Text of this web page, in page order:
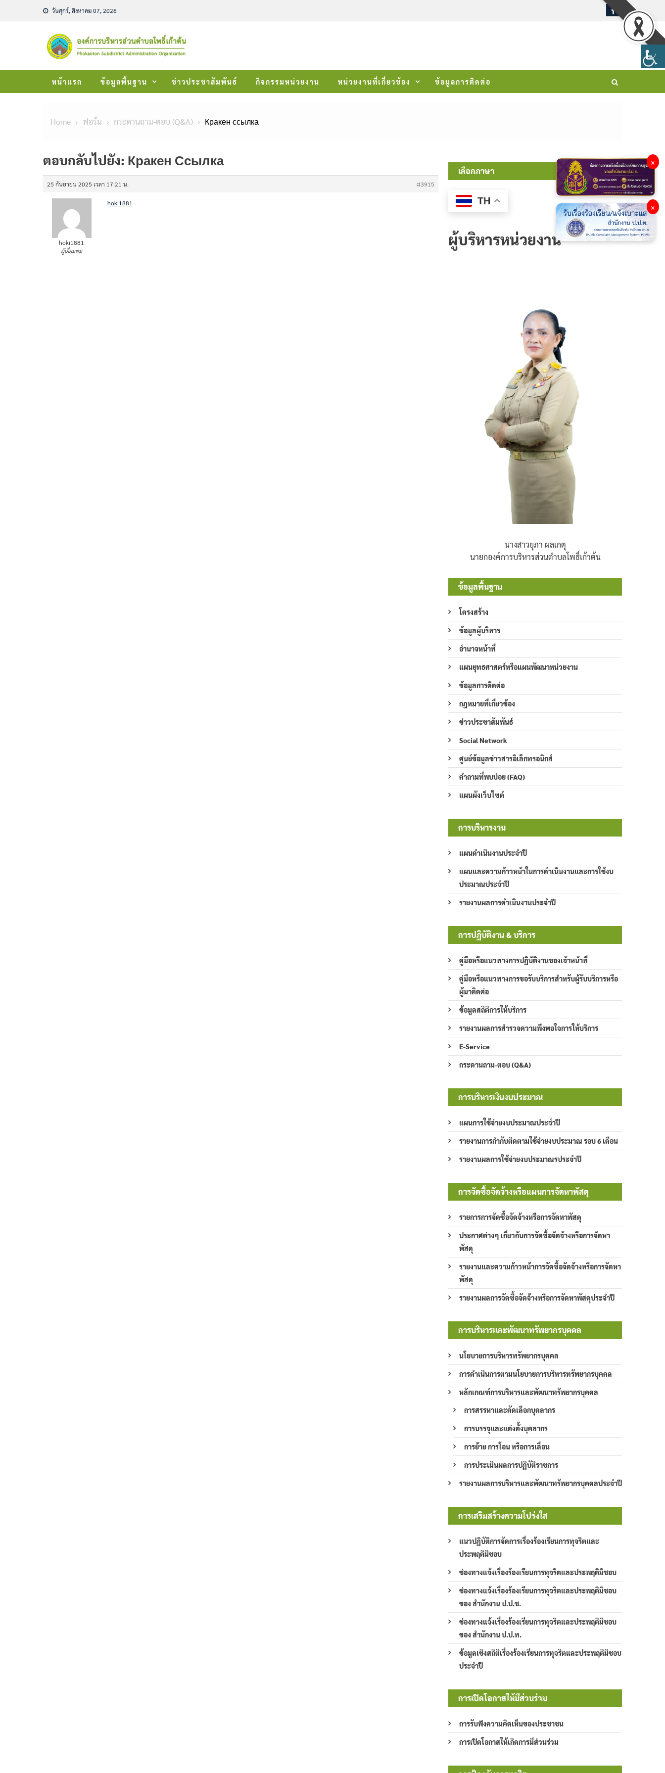
วันศุกร์, สิงหาคม 07, 2026
หน้าแรก ข้อมูลพื้นฐาน ข่าวประชาสัมพันธ์ กิจกรรมหน่วยงาน หน่วยงานที่เกี่ยวข้อง ข้อมูลการติดต่อ
Home ฟอรั่ม กระดานถาม-ตอบ (Q&A) Кракен ссылка
ตอบกลับไปยัง: Кракен Ссылка
25 กันยายน 2025 เวลา 17:21 น. #3915
hoki1881
ผู้เยี่ยมชม
hoki1881
เลือกภาษา
TH
ผู้บริหารหน่วยงาน
นางสาวยุภา ผลเกตุ
นายกองค์การบริหารส่วนตำบลโพธิ์เก้าต้น
ข้อมูลพื้นฐาน
โครงสร้าง
ข้อมูลผู้บริหาร
อำนาจหน้าที่
แผนยุทธศาสตร์หรือแผนพัฒนาหน่วยงาน
ข้อมูลการติดต่อ
กฎหมายที่เกี่ยวข้อง
ข่าวประชาสัมพันธ์
Social Network
ศูนย์ข้อมูลข่าวสารอิเล็กทรอนิกส์
คำถามที่พบบ่อย (FAQ)
แผนผังเว็บไซต์
การบริหารงาน
แผนดำเนินงานประจำปี
แผนและความก้าวหน้าในการดำเนินงานและการใช้งบ
ประมาณประจำปี
รายงานผลการดำเนินงานประจำปี
การปฏิบัติงาน & บริการ
คู่มือหรือแนวทางการปฏิบัติงานของเจ้าหน้าที่
คู่มือหรือแนวทางการขอรับบริการสำหรับผู้รับบริการหรือ
ผู้มาติดต่อ
ข้อมูลสถิติการให้บริการ
รายงานผลการสำรวจความพึงพอใจการให้บริการ
E-Service
กระดานถาม-ตอบ (Q&A)
การบริหารเงินงบประมาณ
แผนการใช้จ่ายงบประมาณประจำปี
รายงานการกำกับติดตามใช้จ่ายงบประมาณ รอบ 6 เดือน
รายงานผลการใช้จ่ายงบประมาณรประจำปี
การจัดซื้อจัดจ้างหรือแผนการจัดหาพัสดุ
รายการการจัดซื้อจัดจ้างหรือการจัดหาพัสดุ
ประกาศต่างๆ เกี่ยวกับการจัดซื้อจัดจ้างหรือการจัดหา
พัสดุ
รายงานและความก้าวหน้าการจัดซื้อจัดจ้างหรือการจัดหา
พัสดุ
รายงานผลการจัดซื้อจัดจ้างหรือการจัดหาพัสดุประจำปี
การบริหารและพัฒนาทรัพยากรบุคคล
นโยบายการบริหารทรัพยากรบุคคล
การดำเนินการตามนโยบายการบริหารทรัพยากรบุคคล
หลักเกณฑ์การบริหารและพัฒนาทรัพยากรบุคคล
การสรรหาและคัดเลือกบุคลากร
การบรรจุและแต่งตั้งบุคลากร
การย้าย การโอน หรือการเลื่อน
การประเมินผลการปฏิบัติราชการ
รายงานผลการบริหารและพัฒนาทรัพยากรบุคคลประจำปี
การเสริมสร้างความโปร่งใส
แนวปฏิบัติการจัดการเรื่องร้องเรียนการทุจริตและ
ประพฤติมิชอบ
ช่องทางแจ้งเรื่องร้องเรียนการทุจริตและประพฤติมิชอบ
ช่องทางแจ้งเรื่องร้องเรียนการทุจริตและประพฤติมิชอบ
ของ สำนักงาน ป.ป.ช.
ช่องทางแจ้งเรื่องร้องเรียนการทุจริตและประพฤติมิชอบ
ของ สำนักงาน ป.ป.ท.
ข้อมูลเชิงสถิติเรื่องร้องเรียนการทุจริตและประพฤติมิชอบ
ประจำปี
การเปิดโอกาสให้มีส่วนร่วม
การรับฟังความคิดเห็นของประชาชน
การเปิดโอกาสให้เกิดการมีส่วนร่วม
×
×